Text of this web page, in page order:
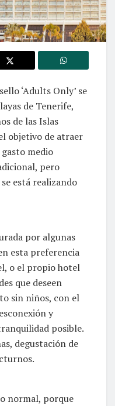
‘Adults Only’ se
de Tenerife,
de las Islas
objetivo de atraer
medio
pero
está realizando
por algunas
esta preferencia
o el propio hotel
que deseen
sin niños, con el
y
posible.
degustación de
normal, porque